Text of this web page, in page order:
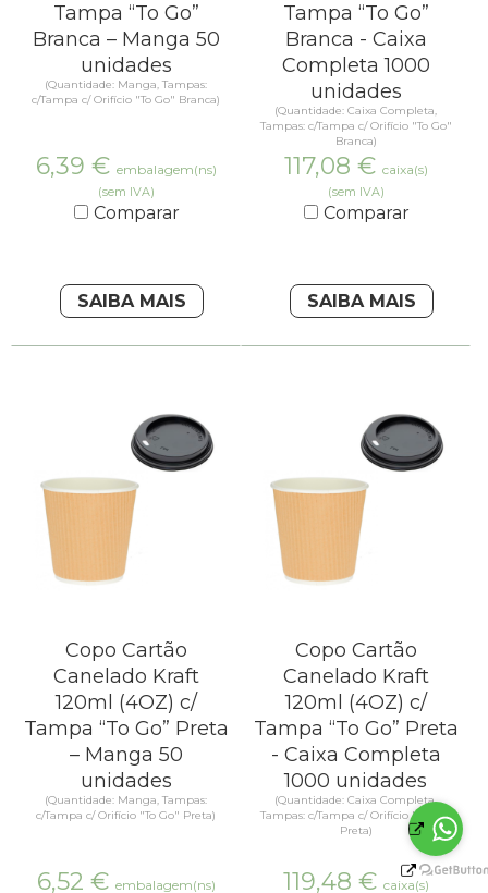
Tampa “To Go”
Branca – Manga 50
unidades
(Quantidade: Manga, Tampas:
c/Tampa c/ Orifício "To Go" Branca)
6,39 € embalagem(ns)
(sem IVA)
Comparar
SAIBA MAIS
Tampa “To Go”
Branca - Caixa
Completa 1000
unidades
(Quantidade: Caixa Completa,
Tampas: c/Tampa c/ Orifício "To Go"
Branca)
117,08 € caixa(s)
(sem IVA)
Comparar
SAIBA MAIS
Copo Cartão
Canelado Kraft
120ml (4OZ) c/
Tampa “To Go” Preta
– Manga 50
unidades
(Quantidade: Manga, Tampas:
c/Tampa c/ Orifício "To Go" Preta)
6,52 € embalagem(ns)
Copo Cartão
Canelado Kraft
120ml (4OZ) c/
Tampa “To Go” Preta
- Caixa Completa
1000 unidades
(Quantidade: Caixa Completa,
Tampas: c/Tampa c/ Orifício "To Go"
Preta)
119,48 € caixa(s)